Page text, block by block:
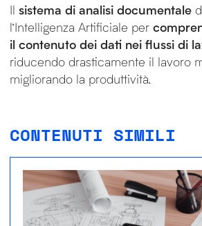
Il sistema di analisi documentale
l’Intelligenza Artificiale per
il contenuto dei dati nei flussi di
riducendo drasticamente il lavoro
migliorando la produttività.
CONTENUTI SIMILI